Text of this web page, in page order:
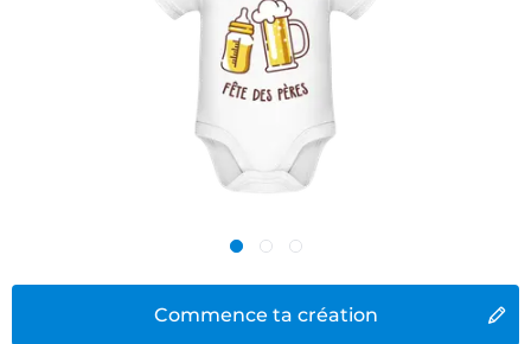
Commence ta création